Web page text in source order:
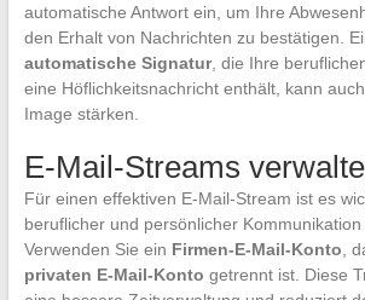
automatische Antwort ein, um Ihre
den Erhalt von Nachrichten zu bestätigen.
automatische Signatur, die Ihre
eine Höflichkeitsnachricht enthält, kann
Image stärken.
E-Mail-Streams
Für einen effektiven E-Mail-Stream ist es
beruflicher und persönlicher Kommunikation
Verwenden Sie ein Firmen-E-Mail-Konto ,
privaten E-Mail-Konto getrennt ist. Diese